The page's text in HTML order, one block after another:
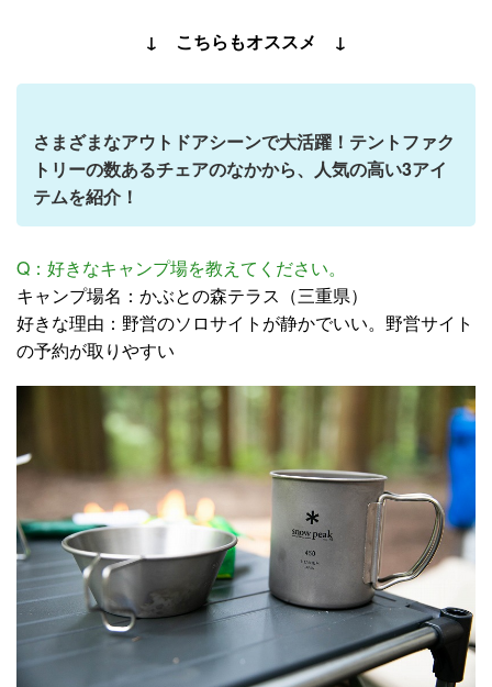
↓ こちらもオススメ ↓
さまざまなアウトドアシーンで大活躍！テントファク
トリーの数あるチェアのなかから、人気の高い3アイ
テムを紹介！
Q：好きなキャンプ場を教えてください。
キャンプ場名：かぶとの森テラス（三重県）
好きな理由：野営のソロサイトが静かでいい。野営サイト
の予約が取りやすい